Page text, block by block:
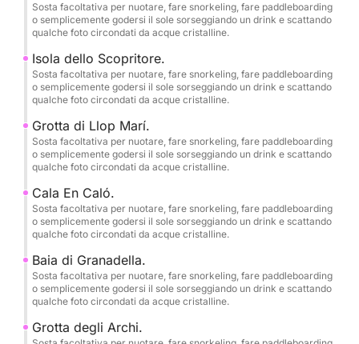
Porto di partenza: Dénia Yacht Club.
Immortalate questa esperienza!
Lo skipper che vi accompagnerà vi offrirà un
servizio fotografico completamente gratuito per
immortalare i vostri momenti migliori trascorsi a
godervi il mare e la natura nella sua forma più pura.
••CABINE, SPIAGGE E GROTTE DA VISITARE••
-DÉNIA-
•Spiaggia Les Marines.
•Les Rotes.
•Punta Negra.
Sosta facoltativa per nuotare, fare snorkeling, fare paddleboarding
o semplicemente godersi il sole sorseggiando un drink e scattando
qualche foto circondati da acque cristalline.
Isola dello Scopritore.
Sosta facoltativa per nuotare, fare snorkeling, fare paddleboarding
o semplicemente godersi il sole sorseggiando un drink e scattando
qualche foto circondati da acque cristalline.
Grotta di Llop Marí.
Sosta facoltativa per nuotare, fare snorkeling, fare paddleboarding
o semplicemente godersi il sole sorseggiando un drink e scattando
qualche foto circondati da acque cristalline.
Cala En Caló.
Sosta facoltativa per nuotare, fare snorkeling, fare paddleboarding
o semplicemente godersi il sole sorseggiando un drink e scattando
qualche foto circondati da acque cristalline.
Baia di Granadella.
Sosta facoltativa per nuotare, fare snorkeling, fare paddleboarding
o semplicemente godersi il sole sorseggiando un drink e scattando
qualche foto circondati da acque cristalline.
Grotta degli Archi.